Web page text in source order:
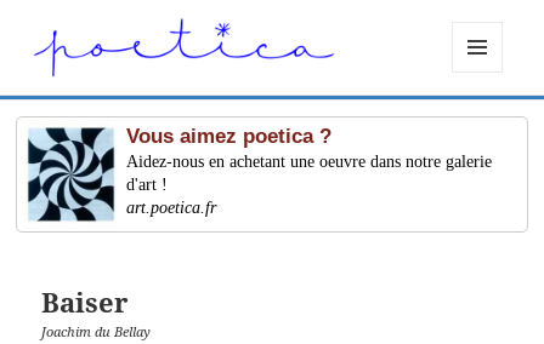
ET
WIDGETS
Vous aimez poetica ?
Aidez-nous en achetant une oeuvre dans notre galerie
d'art !
art.poetica.fr
Baiser
Joachim du Bellay